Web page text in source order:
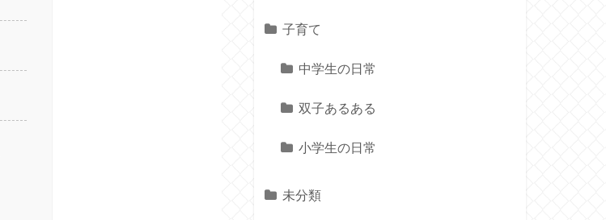
子育て
中学生の日常
双子あるある
小学生の日常
未分類